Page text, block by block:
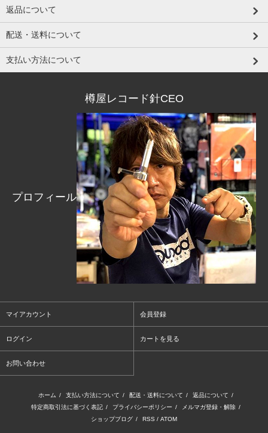
返品について
配送・送料について
支払い方法について
樽屋レコード針CEO
プロフィール
マイアカウント 会員登録
ログイン カートを見る
お問い合わせ
ホーム / 支払い方法について / 配送・送料について / 返品について /
特定商取引法に基づく表記 / プライバシーポリシー / メルマガ登録・解除 /
ショップブログ / RSS / ATOM